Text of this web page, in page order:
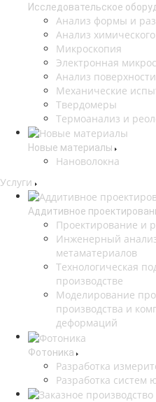
Исследовательское
Анализ формы и
Анализ
Микроскопия
Электронная
Анализ
Механические
Твердомеры
Термоанализ и
Новые материалы
Нановолокна
Услуги
Аддитивное
Проектирование и
Инженерный
метаматериалов
Технологическая
производстве
Моделирование
производства и
деформаций
Фотоника
Разработка
Разработка систем